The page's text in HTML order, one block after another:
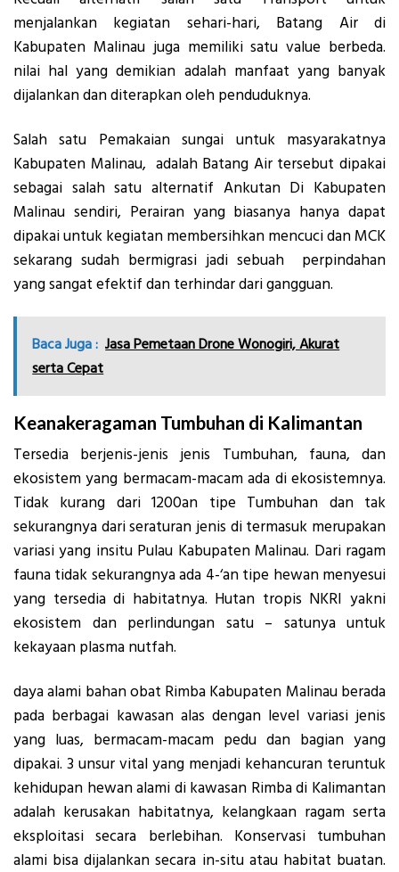
menjalankan kegiatan sehari-hari, Batang Air di
Kabupaten Malinau juga memiliki satu value berbeda.
nilai hal yang demikian adalah manfaat yang banyak
dijalankan dan diterapkan oleh penduduknya.
Salah satu Pemakaian sungai untuk masyarakatnya
Kabupaten Malinau, adalah Batang Air tersebut dipakai
sebagai salah satu alternatif Ankutan Di Kabupaten
Malinau sendiri, Perairan yang biasanya hanya dapat
dipakai untuk kegiatan membersihkan mencuci dan MCK
sekarang sudah bermigrasi jadi sebuah perpindahan
yang sangat efektif dan terhindar dari gangguan.
Baca Juga : Jasa Pemetaan Drone Wonogiri, Akurat
serta Cepat
Keanakeragaman Tumbuhan di Kalimantan
Tersedia berjenis-jenis jenis Tumbuhan, fauna, dan
ekosistem yang bermacam-macam ada di ekosistemnya.
Tidak kurang dari 1200an tipe Tumbuhan dan tak
sekurangnya dari seraturan jenis di termasuk merupakan
variasi yang insitu Pulau Kabupaten Malinau. Dari ragam
fauna tidak sekurangnya ada 4-‘an tipe hewan menyesui
yang tersedia di habitatnya. Hutan tropis NKRI yakni
ekosistem dan perlindungan satu – satunya untuk
kekayaan plasma nutfah.
daya alami bahan obat Rimba Kabupaten Malinau berada
pada berbagai kawasan alas dengan level variasi jenis
yang luas, bermacam-macam pedu dan bagian yang
dipakai. 3 unsur vital yang menjadi kehancuran teruntuk
kehidupan hewan alami di kawasan Rimba di Kalimantan
adalah kerusakan habitatnya, kelangkaan ragam serta
eksploitasi secara berlebihan. Konservasi tumbuhan
alami bisa dijalankan secara in-situ atau habitat buatan.